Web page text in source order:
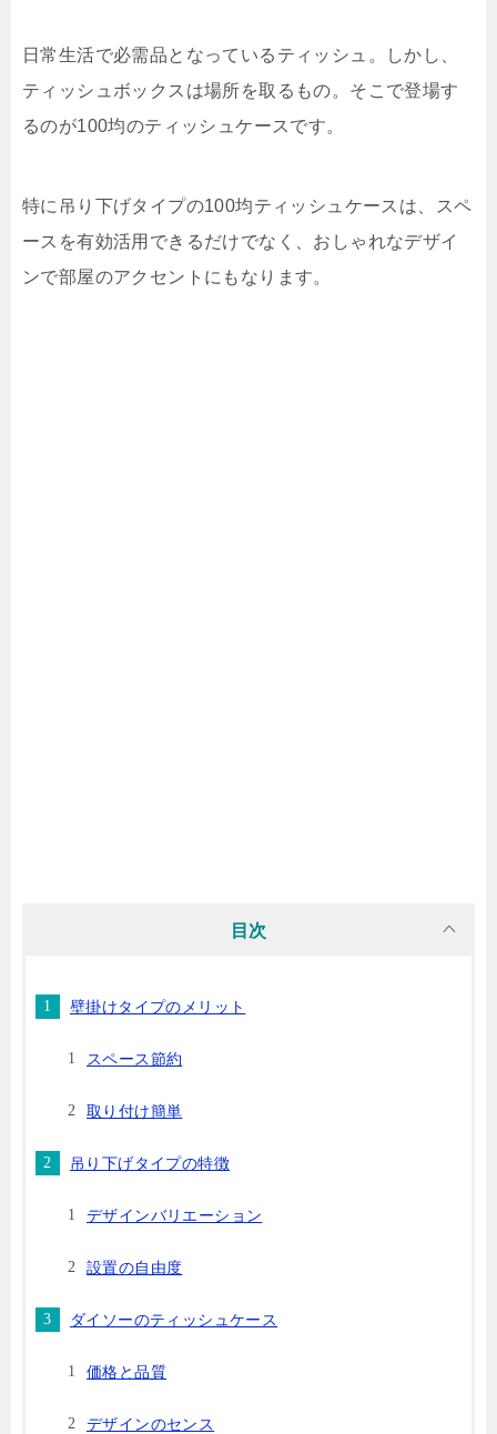
日常生活で必需品となっているティッシュ。しかし、
ティッシュボックスは場所を取るもの。そこで登場す
るのが100均のティッシュケースです。
特に吊り下げタイプの100均ティッシュケースは、スペ
ースを有効活用できるだけでなく、おしゃれなデザイ
ンで部屋のアクセントにもなります。
目次
壁掛けタイプのメリット
スペース節約
取り付け簡単
吊り下げタイプの特徴
デザインバリエーション
設置の自由度
ダイソーのティッシュケース
価格と品質
デザインのセンス